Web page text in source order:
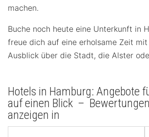
machen.
Buche noch heute eine Unterkunft in
freue dich auf eine erholsame Zeit
Ausblick über die Stadt, die Alster
Hotels in Hamburg: Angebote
auf einen Blick –
anzeigen in